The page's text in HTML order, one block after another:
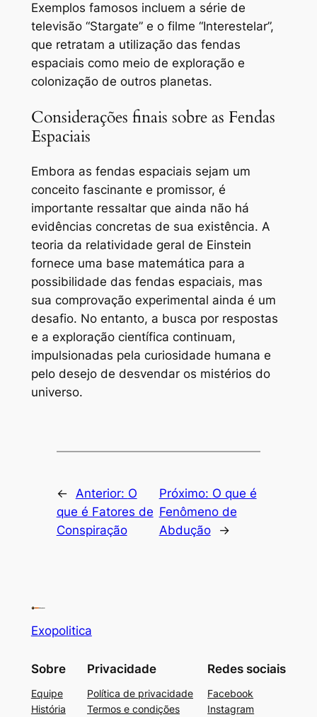
Exemplos famosos incluem a série de
televisão “Stargate” e o filme “Interestelar”,
que retratam a utilização das fendas
espaciais como meio de exploração e
colonização de outros planetas.
Considerações finais sobre as Fendas
Espaciais
Embora as fendas espaciais sejam um
conceito fascinante e promissor, é
importante ressaltar que ainda não há
evidências concretas de sua existência. A
teoria da relatividade geral de Einstein
fornece uma base matemática para a
possibilidade das fendas espaciais, mas
sua comprovação experimental ainda é um
desafio. No entanto, a busca por respostas
e a exploração científica continuam,
impulsionadas pela curiosidade humana e
pelo desejo de desvendar os mistérios do
universo.
← Anterior: O
que é Fatores de
Conspiração
Próximo: O que é
Fenômeno de
Abdução
→
Exopolitica
Sobre
Equipe
História
Privacidade
Política de privacidade
Termos e condições
Redes sociais
Facebook
Instagram